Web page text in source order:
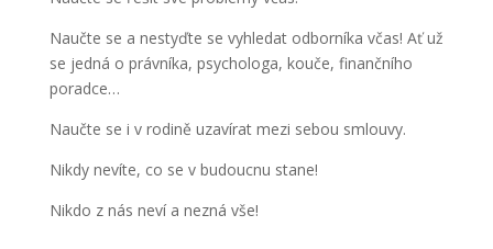
Naučte se a nestyďte se vyhledat odborníka včas! Ať už
se jedná o právníka, psychologa, kouče, finančního
poradce…
Naučte se i v rodině uzavírat mezi sebou smlouvy.
Nikdy nevíte, co se v budoucnu stane!
Nikdo z nás neví a nezná vše!